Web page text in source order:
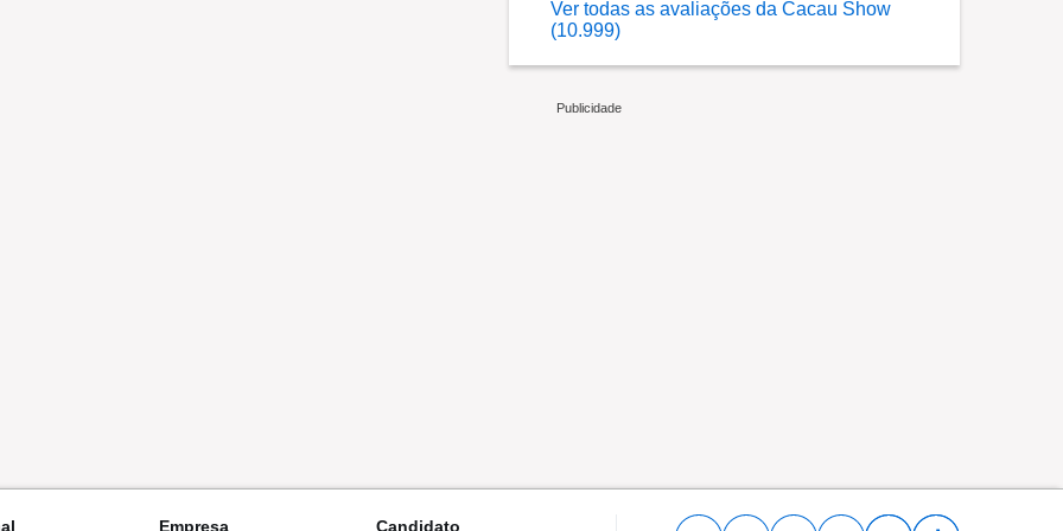
Ver todas as avaliações da Cacau Show
(10.999)
Empresa Candidato